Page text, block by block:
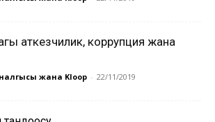
аткезчилик, коррупция жана
жана Kloop - 22/11/2019